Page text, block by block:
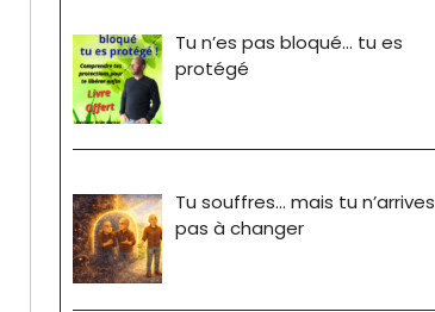
Tu n’es pas bloqué… tu es
protégé
Tu souffres… mais tu n’arrives
pas à changer